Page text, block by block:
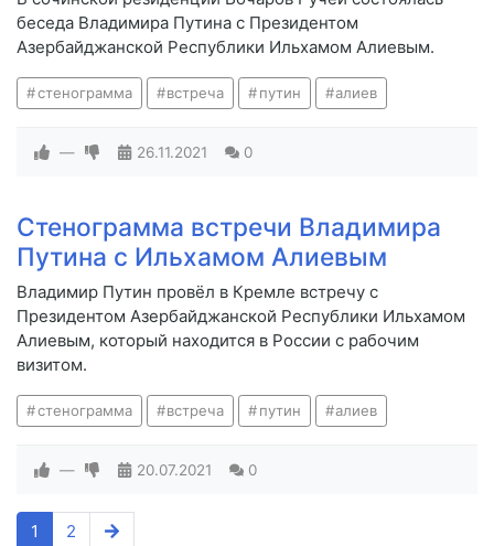
беседа Владимира Путина с Президентом
Азербайджанской Республики Ильхамом Алиевым.
стенограмма встреча путин алиев
— 26.11.2021 0
Стенограмма встречи Владимира
Путина с Ильхамом Алиевым
Владимир Путин провёл в Кремле встречу с
Президентом Азербайджанской Республики Ильхамом
Алиевым, который находится в России с рабочим
визитом.
стенограмма встреча путин алиев
— 20.07.2021 0
1 2